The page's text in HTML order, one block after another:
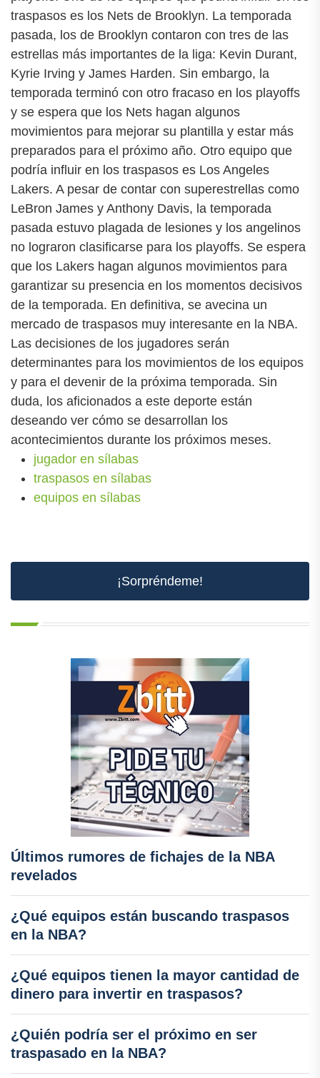
traspasos es los Nets de Brooklyn. La temporada
pasada, los de Brooklyn contaron con tres de las
estrellas más importantes de la liga: Kevin Durant,
Kyrie Irving y James Harden. Sin embargo, la
temporada terminó con otro fracaso en los playoffs
y se espera que los Nets hagan algunos
movimientos para mejorar su plantilla y estar más
preparados para el próximo año. Otro equipo que
podría influir en los traspasos es Los Angeles
Lakers. A pesar de contar con superestrellas como
LeBron James y Anthony Davis, la temporada
pasada estuvo plagada de lesiones y los angelinos
no lograron clasificarse para los playoffs. Se espera
que los Lakers hagan algunos movimientos para
garantizar su presencia en los momentos decisivos
de la temporada. En definitiva, se avecina un
mercado de traspasos muy interesante en la NBA.
Las decisiones de los jugadores serán
determinantes para los movimientos de los equipos
y para el devenir de la próxima temporada. Sin
duda, los aficionados a este deporte están
deseando ver cómo se desarrollan los
acontecimientos durante los próximos meses.
jugador en sílabas
traspasos en sílabas
equipos en sílabas
¡Sorpréndeme!
Últimos rumores de fichajes de la NBA
revelados
¿Qué equipos están buscando traspasos
en la NBA?
¿Qué equipos tienen la mayor cantidad de
dinero para invertir en traspasos?
¿Quién podría ser el próximo en ser
traspasado en la NBA?